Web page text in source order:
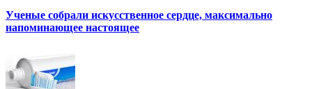
Ученые собрали искусственное сердце, максимально
напоминающее настоящее